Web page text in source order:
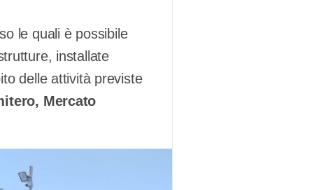
le quali è possibile
installate
delle attività previste
Mercato